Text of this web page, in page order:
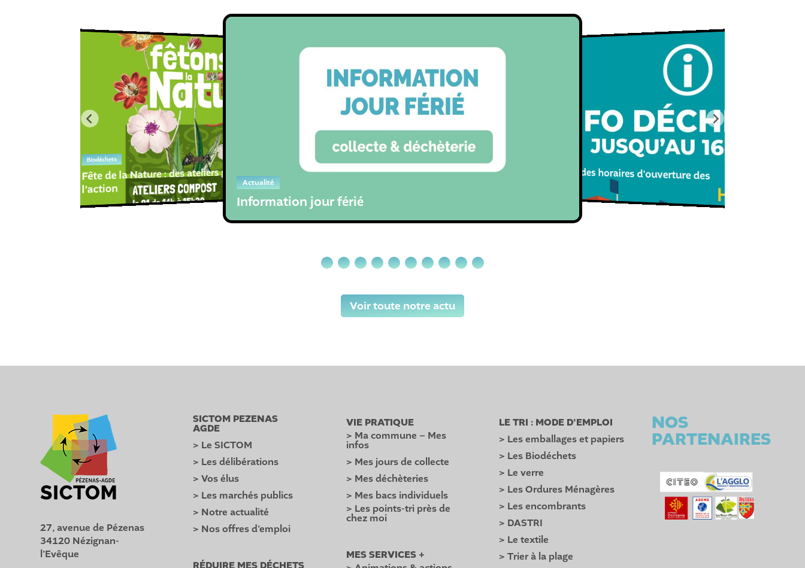
Actualité
Information jour férié
Modification temporaire des horaires d'ouverture des
Biodéchets
Fête de la Nature : des ateliers gratuits pour passer à
l’action
Voir toute notre actu
27, avenue de Pézenas
34120 Nézignan-
l’Evêque
SICTOM PEZENAS
AGDE
> Le SICTOM
> Les délibérations
> Vos élus
> Les marchés publics
> Notre actualité
> Nos offres d’emploi
VIE PRATIQUE
> Ma commune – Mes
infos
> Mes jours de collecte
> Mes déchèteries
> Mes bacs individuels
> Les points-tri près de
chez moi
MES SERVICES +
LE TRI : MODE D’EMPLOI
> Les emballages et papiers
> Les Biodéchets
> Le verre
> Les Ordures Ménagères
> Les encombrants
> DASTRI
> Le textile
> Trier à la plage
NOS
PARTENAIRES